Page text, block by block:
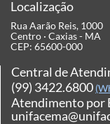
Localização
Rua Aarão Reis, 1000
Centro · Caxias - MA
CEP: 65600-000
Central de
(99) 3422.6800
Atendimento por